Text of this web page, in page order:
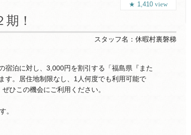
！
1,410 view
スタッフ名： 休暇村裏磐梯
宿泊に対し、3,000円を割引する「福島県『また
す。居住地制限なし、1人何度でも利用可能で
ひこの機会にご利用ください。
。